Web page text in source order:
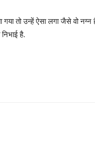
तो उन्हें ऐसा लगा जैसे वो नग्न
है.